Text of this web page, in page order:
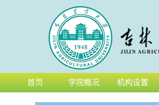
首页 学院概况 机构设置